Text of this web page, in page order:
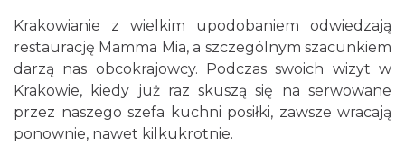
Krakowianie z wielkim upodobaniem odwiedzają
restaurację Mamma Mia, a szczególnym szacunkiem
darzą nas obcokrajowcy. Podczas swoich wizyt w
Krakowie, kiedy już raz skuszą się na serwowane
przez naszego szefa kuchni posiłki, zawsze wracają
ponownie, nawet kilkukrotnie.